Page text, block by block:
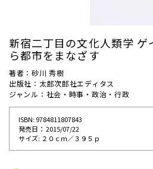
新宿二丁目の文化人類学
ら都市をまなざす
著者：砂川 秀樹
出版社：太郎次郎社エディタス
ジャンル：社会・時事・政治・行政
ISBN: 9784811807843
発売⽇： 2015/07/22
サイズ: ２０ｃｍ／３９５ｐ